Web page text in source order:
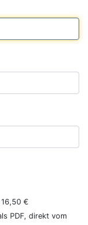
16,50 €
PDF, direkt vom